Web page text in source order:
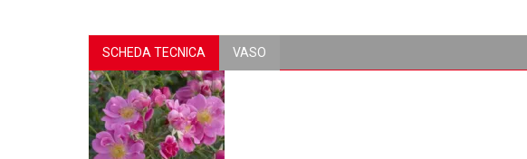
SCHEDA TECNICA VASO